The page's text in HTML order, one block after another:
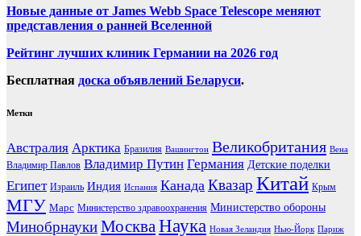
Новые данные от James Webb Space Telescope меняют
представления о ранней Вселенной
Рейтинг лучших клиник Германии на 2026 год
Бесплатная доска объявлений Беларуси.
Метки
Австралия Арктика Бразилия Вашингтон Великобритания Вена
Владимир Павлов Владимир Путин Германия Детские поделки
Египет Израиль Индия Испания Канада Квазар Китай Крым
МГУ Марс Министерство здравоохранения Министерство обороны
МинобрнаукиМоскваНаука Новая Зеландия Нью-Йорк Париж